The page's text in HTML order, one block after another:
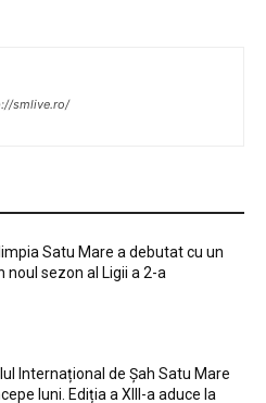
smlive.ro/
Satu Mare a debutat cu un
noul sezon al Ligii a 2-a
Internațional de Șah Satu Mare
luni. Ediția a XIII-a aduce la